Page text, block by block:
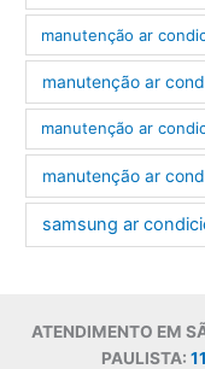
manutenção ar
manutenção ar
manutenção ar
manutenção ar
samsung ar
ATENDIMENTO EM
PAULISTA: